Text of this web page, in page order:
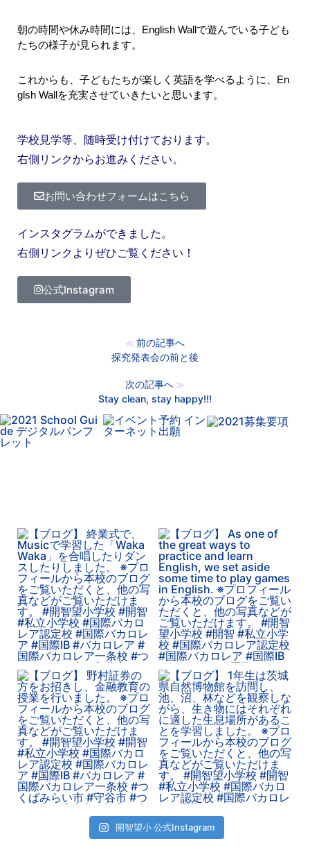
朝の時間や休み時間には、English Wallで遊んでいる子ども
たちの様子が見られます。
これからも、子どもたちが楽しく英語を学べるように、En
glsh Wallを充実させていきたいと思います。
学校見学等、随時受け付けております。
右側リンクからお進みください。
お問い合わせフォームはこちら
インスタグラムができました。
右側リンクよりぜひご覧ください！
公式Instagram
≪ 前の記事へ
探究発表会の前と後
次の記事へ ≫
Stay clean, stay happy!!!
開智望小 公式Instagram